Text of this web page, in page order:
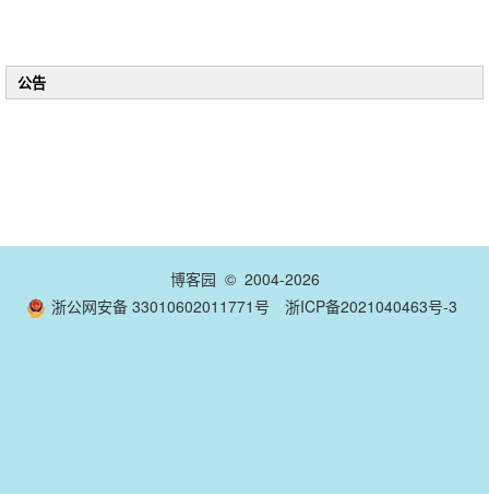
公告
博客园 © 2004-2026
浙公网安备 33010602011771号
浙ICP备2021040463号-3